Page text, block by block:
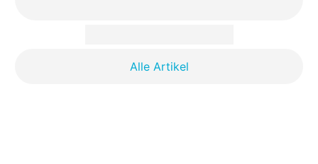
Alle Artikel